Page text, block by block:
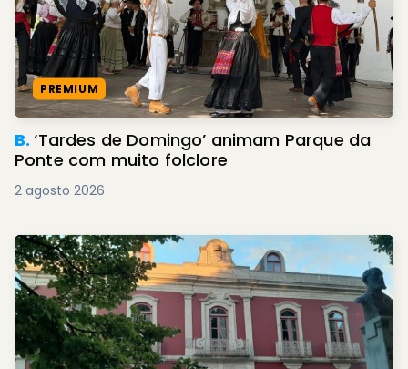
PREMIUM
B.‘Tardes de Domingo’ animam Parque da
Ponte com muito folclore
2 agosto 2026